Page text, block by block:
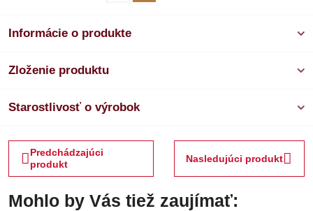
Informácie o produkte
Zloženie produktu
Starostlivosť o výrobok
Predchádzajúci
produkt
Nasledujúci produkt
Mohlo by Vás tiež zaujímať: